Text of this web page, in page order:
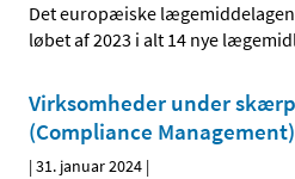
Det europæiske
løbet af 2023 i alt 14 nye
Virksomheder under
(Compliance Management)
|31. januar 2024 |